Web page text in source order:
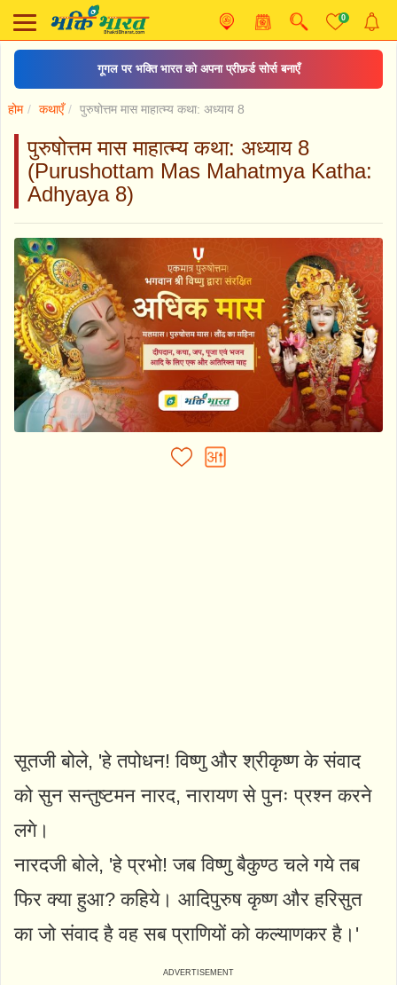
0
दिल्ली मे माता के प्रसिद्ध मंदिर
होम कथाएँ पुरुषोत्तम मास माहात्म्य कथा: अध्याय 8
पुरुषोत्तम मास माहात्म्य कथा: अध्याय 8
(Purushottam Mas Mahatmya Katha:
Adhyaya 8)
सूतजी बोले, 'हे तपोधन! विष्णु और श्रीकृष्ण के संवाद
को सुन सन्तुष्टमन नारद, नारायण से पुनः प्रश्न करने
लगे।
नारदजी बोले, 'हे प्रभो! जब विष्णु बैकुण्ठ चले गये तब
फिर क्या हुआ? कहिये। आदिपुरुष कृष्ण और हरिसुत
का जो संवाद है वह सब प्राणियों को कल्याणकर है।'